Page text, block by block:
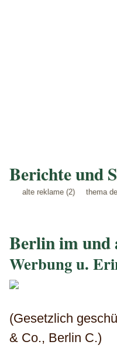
Berichte und
alte reklame (2) thema
Berlin im und
Werbung u.
(Gesetzlich
& Co., Berlin C.)